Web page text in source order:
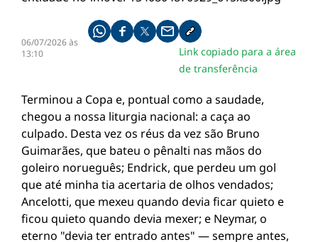
06/07/2026 às
13:10
Compartilhe pelo whatsapp
Compartilhar no facebook
Compartilhar no twitter
Compartilhe pelo email
Copiar link da notícia
Link copiado para a área
de transferência
Terminou a Copa e, pontual como a saudade,
chegou a nossa liturgia nacional: a caça ao
culpado. Desta vez os réus da vez são Bruno
Guimarães, que bateu o pênalti nas mãos do
goleiro norueguês; Endrick, que perdeu um gol
que até minha tia acertaria de olhos vendados;
Ancelotti, que mexeu quando devia ficar quieto e
ficou quieto quando devia mexer; e Neymar, o
eterno "devia ter entrado antes" — sempre antes,